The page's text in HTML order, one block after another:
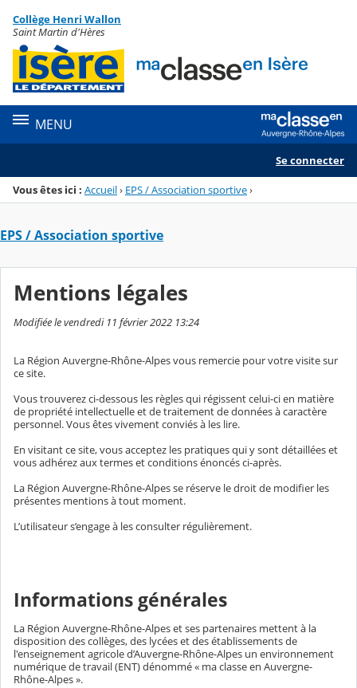
Menu de la rubrique
Contenu
Collège Henri Wallon
Saint Martin d'Hères
MENU
Se connecter
Vous êtes ici : Accueil› EPS / Association sportive›
EPS / Association sportive
Mentions légales
Modifiée le vendredi 11 février 2022 13:24
La Région Auvergne-Rhône-Alpes vous remercie pour votre visite sur
ce site.
Vous trouverez ci-dessous les règles qui régissent celui-ci en matière
de propriété intellectuelle et de traitement de données à caractère
personnel. Vous êtes vivement conviés à les lire.
En visitant ce site, vous acceptez les pratiques qui y sont détaillées et
vous adhérez aux termes et conditions énoncés ci-après.
La Région Auvergne-Rhône-Alpes se réserve le droit de modifier les
présentes mentions à tout moment.
L’utilisateur s’engage à les consulter régulièrement.
Informations générales
La Région Auvergne-Rhône-Alpes et ses partenaires mettent à la
disposition des collèges, des lycées et des établissements de
l'enseignement agricole d’Auvergne-Rhône-Alpes un environnement
numérique de travail (ENT) dénommé « ma classe en Auvergne-
Rhône-Alpes ».